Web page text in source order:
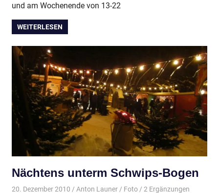
und am Wochenende von 13-22
WEITERLESEN
Nächtens unterm Schwips-Bogen
20. Dezember 2010 Anton Launer Foto/ 2 Ergänzungen